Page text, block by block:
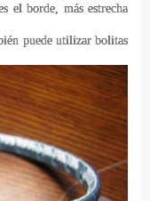
el borde, más estrecha
puede utilizar bolitas